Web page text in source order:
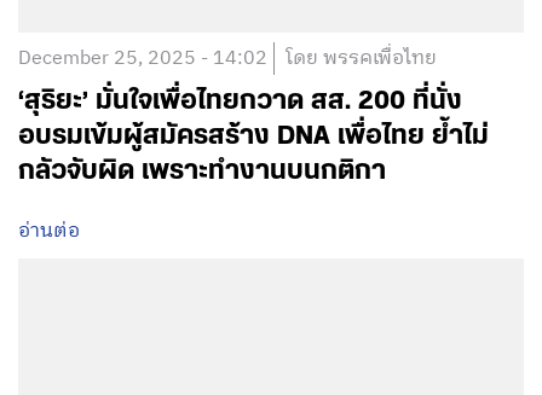
December 25, 2025 - 14:02 โดย พรรคเพื่อไทย
‘สุริยะ’ มั่นใจเพื่อไทยกวาด สส. 200 ที่นั่ง
อบรมเข้มผู้สมัครสร้าง DNA เพื่อไทย ย้ำไม่
กลัวจับผิด เพราะทำงานบนกติกา
อ่านต่อ